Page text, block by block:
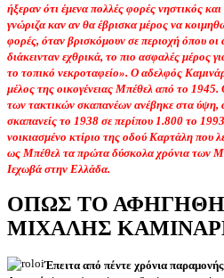
ήξεραν ότι έμενα πολλές φορές νηστικός και
γνώριζα καν αν θα έβρισκα μέρος να
φορές, όταν βρισκόμουν σε περιοχή όπου οι
διάκεινταν εχθρικά, το πιο ασφαλές μέρος
το τοπικό νεκροταφείο». Ο αδελφός
μέλος της οικογένειας Μπέθελ από το 1945.
των τακτικών σκαπανέων ανέβηκε στα ύψη,
σκαπανείς το 1938 σε περίπου 1.800 το
νοικιασμένο κτίριο της οδού Καρτάλη που
ως Μπέθελ τα πρώτα δύσκολα χρόνια των
Ιεχωβά στην Ελλάδα.
ΟΠΩΣ ΤΟ
ΜΙΧΑΛΗΣ
Έπειτα από πέντε χρόνια